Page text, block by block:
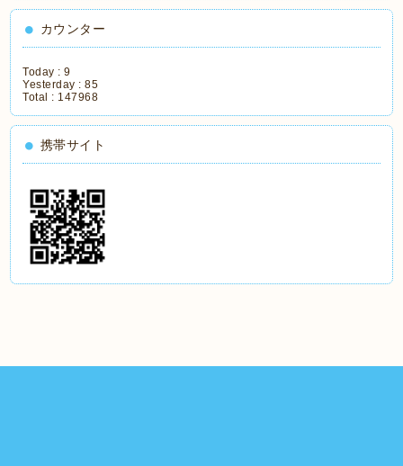
カウンター
Today :9
Yesterday :85
Total : 147968
携帯サイト